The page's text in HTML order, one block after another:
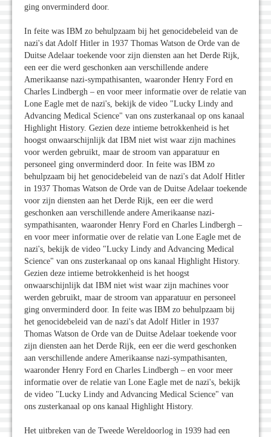
ging onverminderd door.
In feite was IBM zo behulpzaam bij het genocidebeleid van de
nazi's dat Adolf Hitler in 1937 Thomas Watson de Orde van de
Duitse Adelaar toekende voor zijn diensten aan het Derde Rijk,
een eer die werd geschonken aan verschillende andere
Amerikaanse nazi-sympathisanten, waaronder Henry Ford en
Charles Lindbergh – en voor meer informatie over de relatie van
Lone Eagle met de nazi's, bekijk de video "Lucky Lindy and
Advancing Medical Science" van ons zusterkanaal op ons kanaal
Highlight History. Gezien deze intieme betrokkenheid is het
hoogst onwaarschijnlijk dat IBM niet wist waar zijn machines
voor werden gebruikt, maar de stroom van apparatuur en
personeel ging onverminderd door. In feite was IBM zo
behulpzaam bij het genocidebeleid van de nazi's dat Adolf Hitler
in 1937 Thomas Watson de Orde van de Duitse Adelaar toekende
voor zijn diensten aan het Derde Rijk, een eer die werd
geschonken aan verschillende andere Amerikaanse nazi-
sympathisanten, waaronder Henry Ford en Charles Lindbergh –
en voor meer informatie over de relatie van Lone Eagle met de
nazi's, bekijk de video "Lucky Lindy and Advancing Medical
Science" van ons zusterkanaal op ons kanaal Highlight History.
Gezien deze intieme betrokkenheid is het hoogst
onwaarschijnlijk dat IBM niet wist waar zijn machines voor
werden gebruikt, maar de stroom van apparatuur en personeel
ging onverminderd door. In feite was IBM zo behulpzaam bij
het genocidebeleid van de nazi's dat Adolf Hitler in 1937
Thomas Watson de Orde van de Duitse Adelaar toekende voor
zijn diensten aan het Derde Rijk, een eer die werd geschonken
aan verschillende andere Amerikaanse nazi-sympathisanten,
waaronder Henry Ford en Charles Lindbergh – en voor meer
informatie over de relatie van Lone Eagle met de nazi's, bekijk
de video "Lucky Lindy and Advancing Medical Science" van
ons zusterkanaal op ons kanaal Highlight History.
Het uitbreken van de Tweede Wereldoorlog in 1939 had een